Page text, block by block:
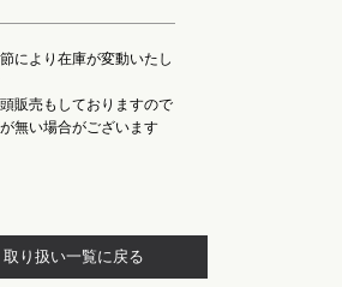
により在庫が変動いたし
販売もしておりますので
無い場合がございます
取り扱い一覧に戻る